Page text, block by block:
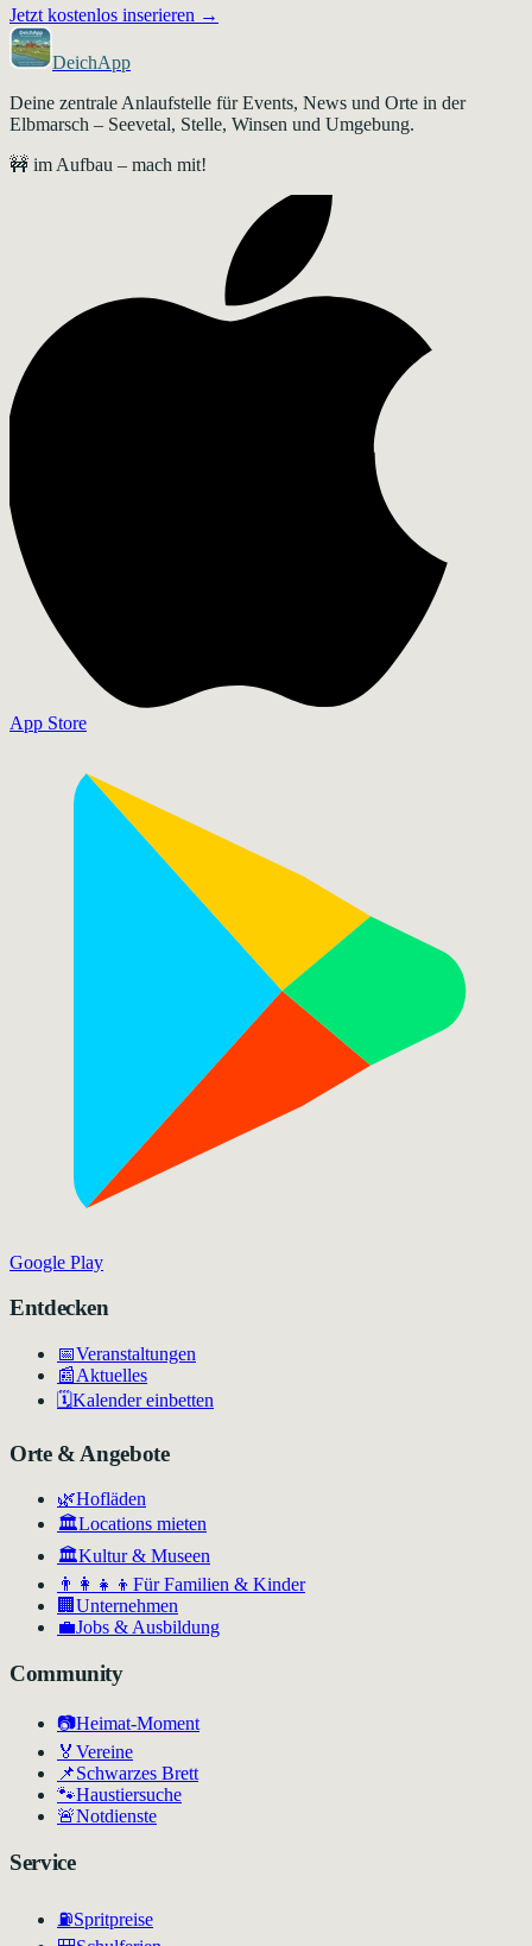
Jetzt kostenlos inserieren →
DeichApp
Deine zentrale Anlaufstelle für Events, News und Orte in der
Elbmarsch – Seevetal, Stelle, Winsen und Umgebung.
🚧 im Aufbau – mach mit!
App Store
Google Play
Entdecken
📅Veranstaltungen
📰Aktuelles
🗓️Kalender einbetten
Orte & Angebote
🌿Hofläden
🏛️Locations mieten
🏛Kultur & Museen
👨‍👩‍👧‍👦 Für Familien & Kinder
🏢 Unternehmen
💼Jobs & Ausbildung
Community
📷Heimat-Moment
🏅 Vereine
📌Schwarzes Brett
🐾Haustiersuche
🚨Notdienste
Service
⛽Spritpreise